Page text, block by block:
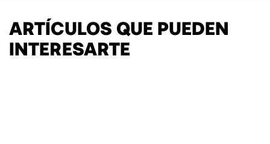
ARTÍCULOS QUE PUEDEN
INTERESARTE